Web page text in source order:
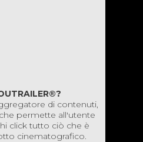
di contenuti,
permette all'utente
click tutto ciò che è
cinematografico.